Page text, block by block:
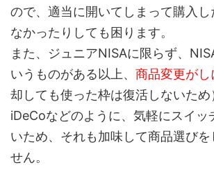
ので、適当に開いてしまって購入し
なかったりしても困ります。
また、ジュニアNISAに限らず、
いうものがある以上、 商品変更がし
却しても使った枠は復活しないため
iDeCoなどのように、気軽にスイッ
いため、それも加味して商品選びを
せん。